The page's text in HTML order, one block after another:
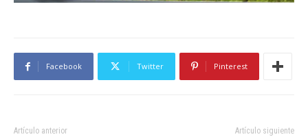
Facebook Twitter Pinterest
Artículo anterior Artículo siguiente